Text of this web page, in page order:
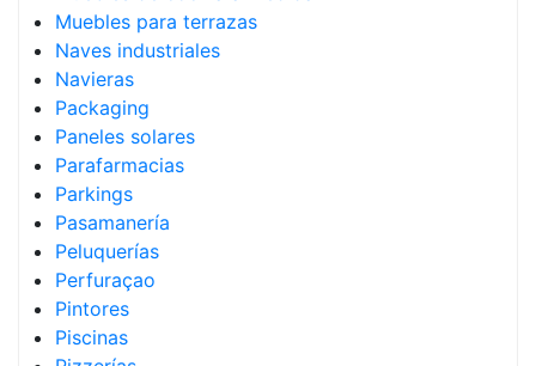
Muebles para terrazas
Naves industriales
Navieras
Packaging
Paneles solares
Parafarmacias
Parkings
Pasamanería
Peluquerías
Perfuraçao
Pintores
Piscinas